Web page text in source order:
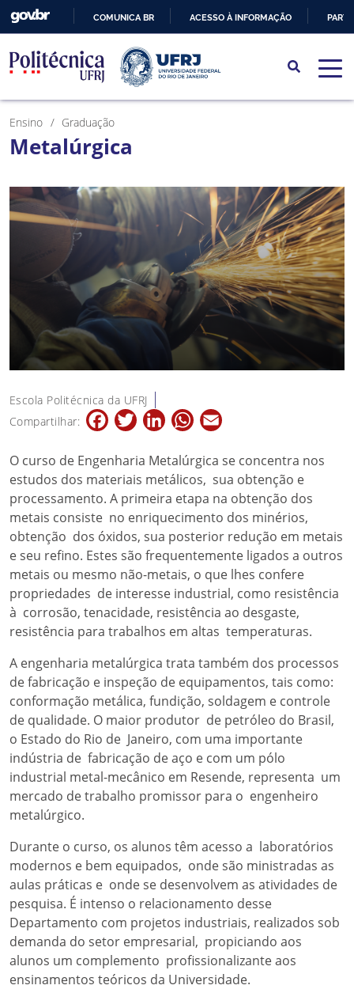
PARA
O
CONTEÚDO
COMUNICA BR ACESSO À INFORMAÇÃO
Ensino Graduação
Metalúrgica
Escola Politécnica da UFRJ
Compartilhar:
FacebookTwitterLinkedInWhatsApp
O curso de Engenharia Metalúrgica se concentra nos
estudos dos materiais metálicos, sua obtenção e
processamento. A primeira etapa na obtenção dos
metais consiste no enriquecimento dos minérios,
obtenção dos óxidos, sua posterior redução em metais
e seu refino. Estes são frequentemente ligados a outros
metais ou mesmo não-metais, o que lhes confere
propriedades de interesse industrial, como resistência
à corrosão, tenacidade, resistência ao desgaste,
resistência para trabalhos em altas temperaturas.
A engenharia metalúrgica trata também dos processos
de fabricação e inspeção de equipamentos, tais como:
conformação metálica, fundição, soldagem e controle
de qualidade. O maior produtor de petróleo do Brasil,
o Estado do Rio de Janeiro, com uma importante
indústria de fabricação de aço e com um pólo
industrial metal-mecânico em Resende, representa um
mercado de trabalho promissor para o engenheiro
metalúrgico.
Durante o curso, os alunos têm acesso a laboratórios
modernos e bem equipados, onde são ministradas as
aulas práticas e onde se desenvolvem as atividades de
pesquisa. É intenso o relacionamento desse
Departamento com projetos industriais, realizados sob
demanda do setor empresarial, propiciando aos
alunos um complemento profissionalizante aos
ensinamentos teóricos da Universidade.